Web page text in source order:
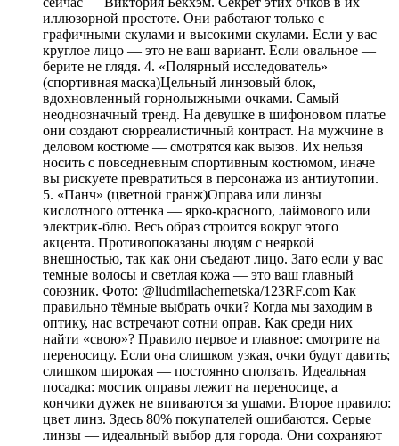
иллюзорной простоте. Они работают только с
графичными скулами и высокими скулами. Если у вас
круглое лицо — это не ваш вариант. Если овальное —
берите не глядя. 4. «Полярный исследователь»
(спортивная маска)Цельный линзовый блок,
вдохновленный горнолыжными очками. Самый
неоднозначный тренд. На девушке в шифоновом платье
они создают сюрреалистичный контраст. На мужчине в
деловом костюме — смотрятся как вызов. Их нельзя
носить с повседневным спортивным костюмом, иначе
вы рискуете превратиться в персонажа из антиутопии.
5. «Панч» (цветной гранж)Оправа или линзы
кислотного оттенка — ярко-красного, лаймового или
электрик-блю. Весь образ строится вокруг этого
акцента. Противопоказаны людям с неяркой
внешностью, так как они съедают лицо. Зато если у вас
темные волосы и светлая кожа — это ваш главный
союзник. Фото: @liudmilachernetska/123RF.com Как
правильно тёмные выбрать очки? Когда мы заходим в
оптику, нас встречают сотни оправ. Как среди них
найти «свою»? Правило первое и главное: смотрите на
переносицу. Если она слишком узкая, очки будут давить;
слишком широкая — постоянно сползать. Идеальная
посадка: мостик оправы лежит на переносице, а
кончики дужек не впиваются за ушами. Второе правило:
цвет линз. Здесь 80% покупателей ошибаются. Серые
линзы — идеальный выбор для города. Они сохраняют